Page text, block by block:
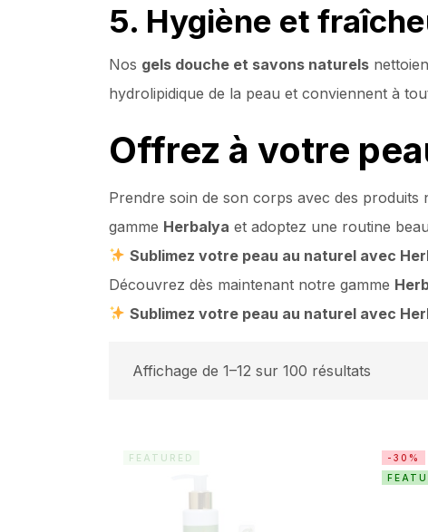
5. Hygiène et
Nos gels douche et savons naturels
hydrolipidique de la peau et conviennent à
Offrez à votre
Prendre soin de son corps avec des
gamme Herbalya et adoptez une routine
Sublimez votre peau au naturel avec
Découvrez dès maintenant notre gamme
Sublimez votre peau au naturel avec
Affichage de 1–12 sur 100 résultats
FEATURED
-30%